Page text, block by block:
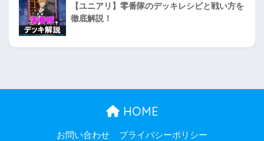
【ユニアリ】零番隊のデッキレシピと戦い方を
徹底解説！
HOME
お問い合わせ プライバシーポリシー